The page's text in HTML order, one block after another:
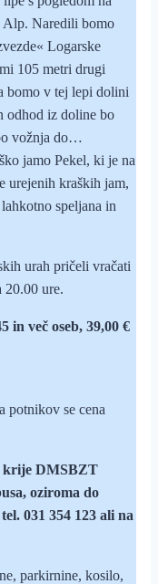
Alp. Naredili bomo
Logarske
105 metri drugi
bomo v tej lepi dolini
odhod iz doline bo
vožnja do…
jamo Pekel, ki je na
urejenih kraških jam,
speljana in
urah pričeli vračati
20.00 ure.
in več oseb, 39,00 €
potnikov se cena
krije DMSBZT
oziroma do
031 354 123 ali na
parkirnine, kosilo,